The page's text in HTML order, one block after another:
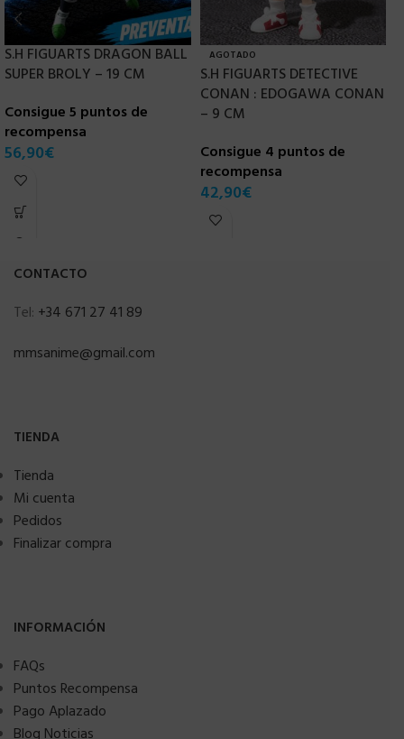
S.H FIGUARTS DRAGON BALL
SUPER BROLY – 19 CM
Consigue 5 puntos de
recompensa
56,90€
AGOTADO
S.H FIGUARTS DETECTIVE
CONAN : EDOGAWA CONAN
– 9 CM
Consigue 4 puntos de
recompensa
42,90€
CONTACTO
Tel: +34 671 27 41 89
mmsanime@gmail.com
TIENDA
Tienda
Mi cuenta
Pedidos
Finalizar compra
INFORMACIÓN
FAQs
Puntos Recompensa
Pago Aplazado